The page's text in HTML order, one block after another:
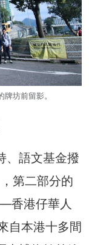
坊前留影。
、語文基金撥
第二部分的
香港仔華人
自本港十多間